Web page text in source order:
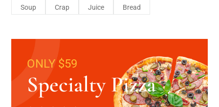
Soup Crap Juice Bread
ONLY $59
Specialty Pizza